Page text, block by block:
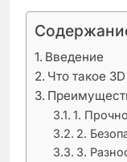
Введение
Что такое
1.
2.
3.